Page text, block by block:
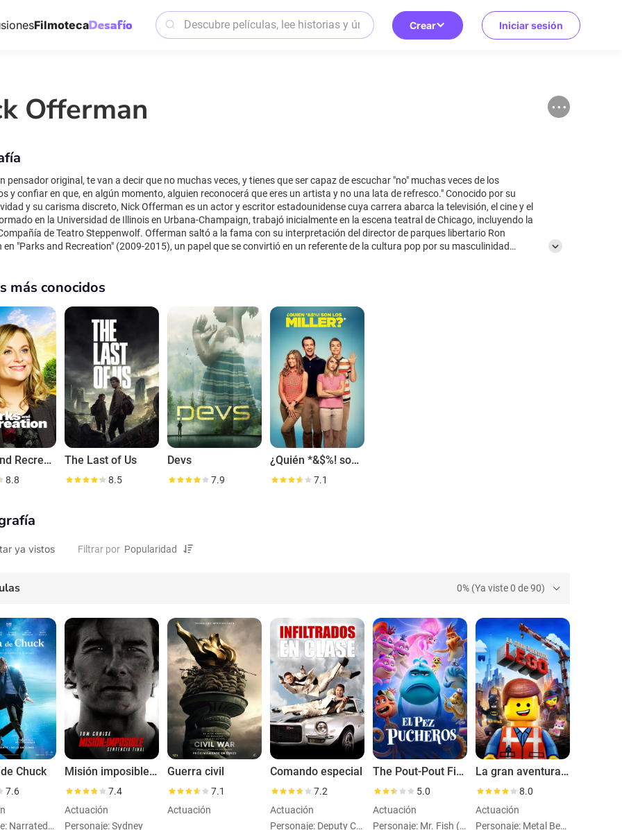
Filmoteca Crear Iniciar sesión
Offerman
pensador original, te van a decir que no muchas veces, y tienes que ser capaz de escuchar "no" muchas veces de los
y confiar en que, en algún momento, alguien reconocerá que eres un artista y no una lata de refresco." Conocido por su
y su carisma discreto, Nick Offerman es un actor y escritor estadounidense cuya carrera abarca la televisión, el cine y el
en la Universidad de Illinois en Urbana-Champaign, trabajó inicialmente en la escena teatral de Chicago, incluyendo la
Steppenwolf. Offerman saltó a la fama con su interpretación del director de parques libertario Ron
en "Parks and Recreation" (2009-2015), un papel que se convirtió en un referente de la cultura pop por su masculinidad
(2024). También prestó su voz a personajes en películas de animación como "The Lego Movie" (2014) y "Sing" (2016). El estilo
bajo una atmósfera cómica. Además de la actuación, es conocido por su experiencia en carpintería y sus libros sobre
y filosofía.
más conocidos
Parks and Recreation
8.8
The Last of Us
8.5
Devs
7.9
¿Quién *&$%! son los Miller?
7.1
ya vistos Filtrar por
0% (Ya viste 0 de 90)
Chuck
7.6
Personaje: Narrated by (voice)
Misión imposible: Sentencia final
7.4
Actuación
Personaje: Sydney
Guerra civil
7.1
Actuación
Comando especial
7.2
Actuación
Personaje: Deputy Chief Hardy
The Pout-Pout Fish
5.0
Actuación
Personaje: Mr. Fish (voice)
La gran aventura Lego
8.0
Actuación
Personaje: Metal Beardvoice